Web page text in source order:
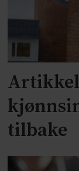
tilbake